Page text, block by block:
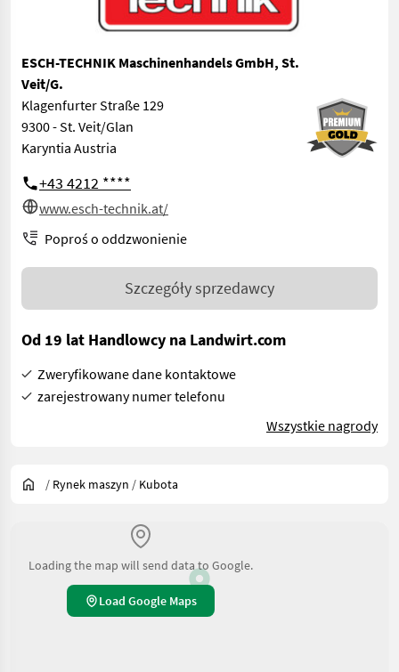
ESCH-TECHNIK Maschinenhandels GmbH, St.
Veit/G.
Klagenfurter Straße 129
9300 - St. Veit/Glan
Karyntia Austria
+43 4212 ****
www.esch-technik.at/
Poproś o oddzwonienie
Szczegóły sprzedawcy
Od 19 lat Handlowcy na Landwirt.com
Zweryfikowane dane kontaktowe
zarejestrowany numer telefonu
Wszystkie nagrody
/ Rynek maszyn / Kubota
Loading the map will send data to Google.
Load Google Maps